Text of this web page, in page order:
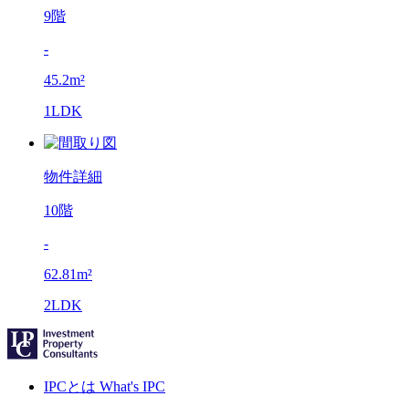
9階
-
45.2m²
1LDK
物件詳細
10階
-
62.81m²
2LDK
IPCとは What's IPC